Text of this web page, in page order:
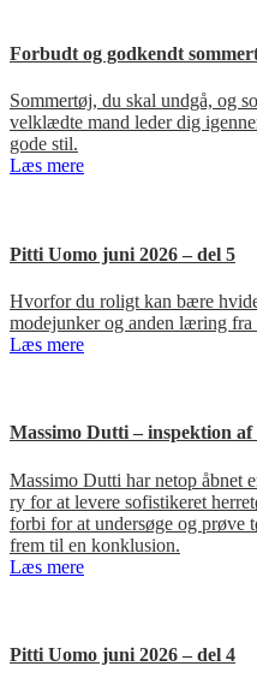
Forbudt og godkendt
Sommertøj, du skal undgå, og
velklædte mand leder dig
gode stil.
Læs mere
Pitti Uomo juni 2026 – del 5
Hvorfor du roligt kan bære
modejunker og anden læring fra
Læs mere
Massimo Dutti – inspektion
Massimo Dutti har netop åbnet
ry for at levere sofistikeret
forbi for at undersøge og prøve
frem til en konklusion.
Læs mere
Pitti Uomo juni 2026 – del 4